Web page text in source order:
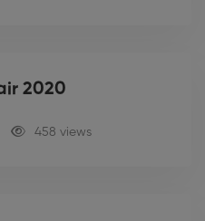
2020
458 views